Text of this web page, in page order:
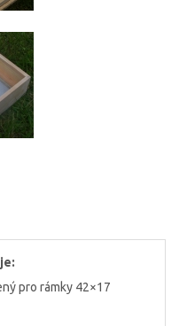
pro rámky 42×17